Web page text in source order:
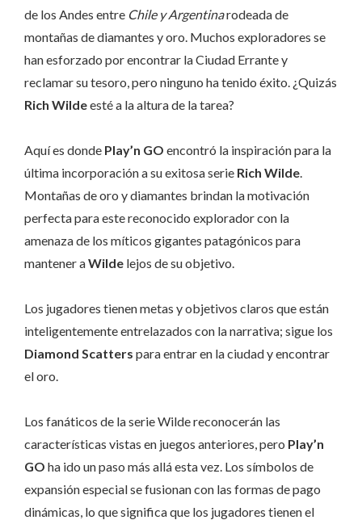
de los Andes entre Chile y Argentinarodeada de
montañas de diamantes y oro. Muchos exploradores se
han esforzado por encontrar la Ciudad Errante y
reclamar su tesoro, pero ninguno ha tenido éxito. ¿Quizás
Rich Wildeesté a la altura de la tarea?
Aquí es donde Play’n GO encontró la inspiración para la
última incorporación a su exitosa serie Rich Wilde
Montañas de oro y diamantes brindan la motivación
perfecta para este reconocido explorador con la
amenaza de los míticos gigantes patagónicos para
mantener aWilde lejos de su objetivo.
Los jugadores tienen metas y objetivos claros que están
inteligentemente entrelazados con la narrativa; sigue los
Diamond Scatters para entrar en la ciudad y encontrar
el oro.
Los fanáticos de la serie Wilde reconocerán las
características vistas en juegos anteriores, pero Play’n
GO ha ido un paso más allá esta vez. Los símbolos de
expansión especial se fusionan con las formas de pago
dinámicas, lo que significa que los jugadores tienen el